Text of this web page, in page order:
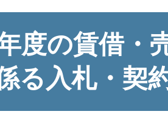
度の賃借・
る入札・契